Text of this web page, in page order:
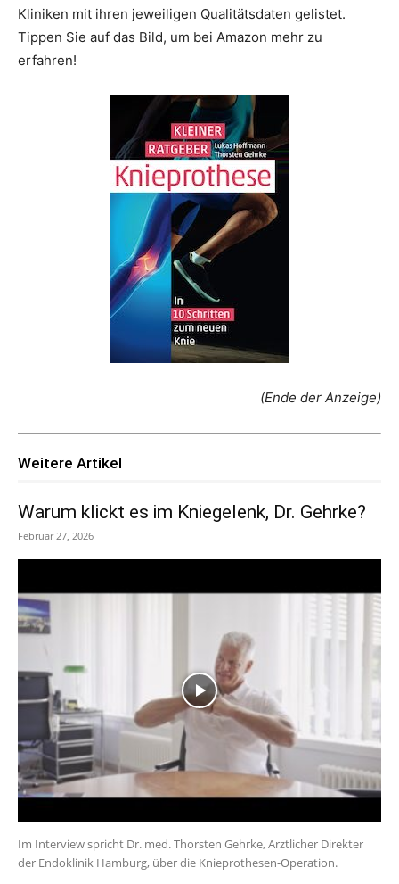
Kliniken mit ihren jeweiligen Qualitätsdaten gelistet.
Tippen Sie auf das Bild, um bei Amazon mehr zu
erfahren!
(Ende der Anzeige)
Weitere Artikel
Warum klickt es im Kniegelenk, Dr. Gehrke?
Februar 27, 2026
Im Interview spricht Dr. med. Thorsten Gehrke, Ärztlicher Direkter
der Endoklinik Hamburg, über die Knieprothesen-Operation.